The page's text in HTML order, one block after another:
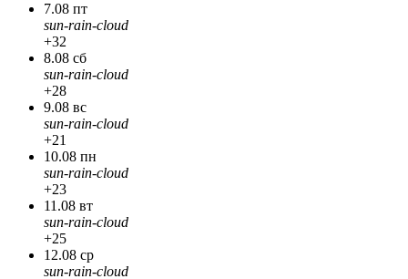
7.08 пт
sun-rain-cloud
+32
8.08 сб
sun-rain-cloud
+28
9.08 вс
sun-rain-cloud
+21
10.08 пн
sun-rain-cloud
+23
11.08 вт
sun-rain-cloud
+25
12.08 ср
sun-rain-cloud